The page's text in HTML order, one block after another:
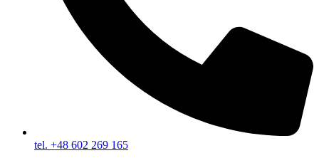
tel. +48 602 269 165